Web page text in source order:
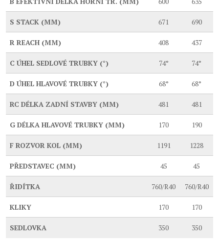
S STACK (MM) 671 690
R REACH (MM) 408 437
C ÚHEL SEDLOVÉ TRUBKY (°) 74° 74°
D ÚHEL HLAVOVÉ TRUBKY (°) 68° 68°
RC DÉLKA ZADNÍ STAVBY (MM) 481 481
G DÉLKA HLAVOVÉ TRUBKY (MM) 170 190
F ROZVOR KOL (MM) 1191 1228
PŘEDSTAVEC (MM) 45 45
ŘIDÍTKA 760/R40 760/R40
KLIKY 170 170
SEDLOVKA 350 350